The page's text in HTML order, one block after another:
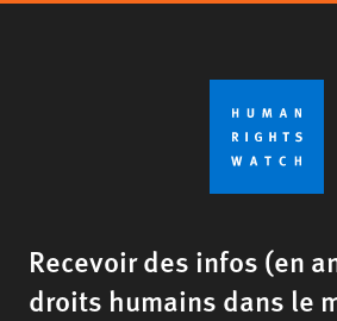
Recevoir des infos (en
droits humains dans le